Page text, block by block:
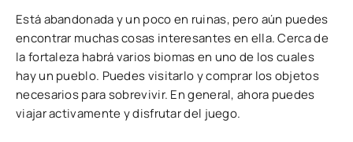
Está abandonada y un poco en ruinas, pero aún puedes
encontrar muchas cosas interesantes en ella. Cerca de
la fortaleza habrá varios biomas en uno de los cuales
hay un pueblo. Puedes visitarlo y comprar los objetos
necesarios para sobrevivir. En general, ahora puedes
viajar activamente y disfrutar del juego.